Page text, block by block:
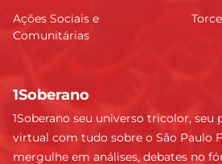
Ações Sociais e
Comunitárias
1Soberano
1Soberano seu universo tricolor,
virtual com tudo sobre o São Paulo
mergulhe em análises, debates no